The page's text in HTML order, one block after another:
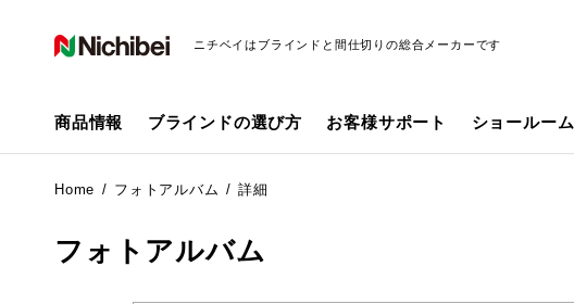
ニチベイはブラインドと間仕切りの総合メーカーです
商品情報 ブラインドの選び方 お客様サポート ショールーム
Home フォトアルバム 詳細
フォトアルバム